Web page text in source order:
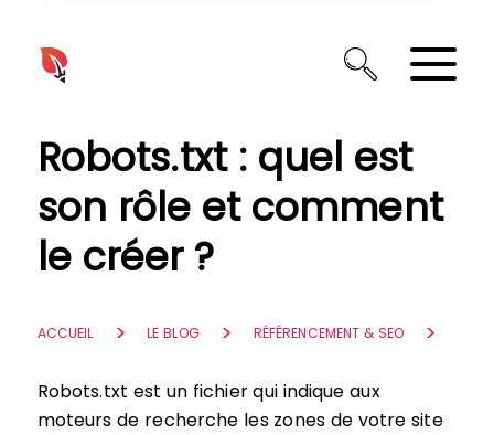
Robots.txt : quel est
son rôle et comment
le créer ?
ACCUEIL LE BLOG RÉFÉRENCEMENT & SEO
Robots.txt est un fichier qui indique aux
moteurs de recherche les zones de votre site